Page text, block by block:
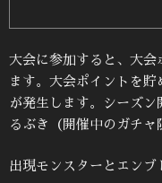
大会に参加すると、大会
ます。大会ポイントを
が発生します。シーズ
るぶき（開催中のガチャ
出現モンスターとエンブ